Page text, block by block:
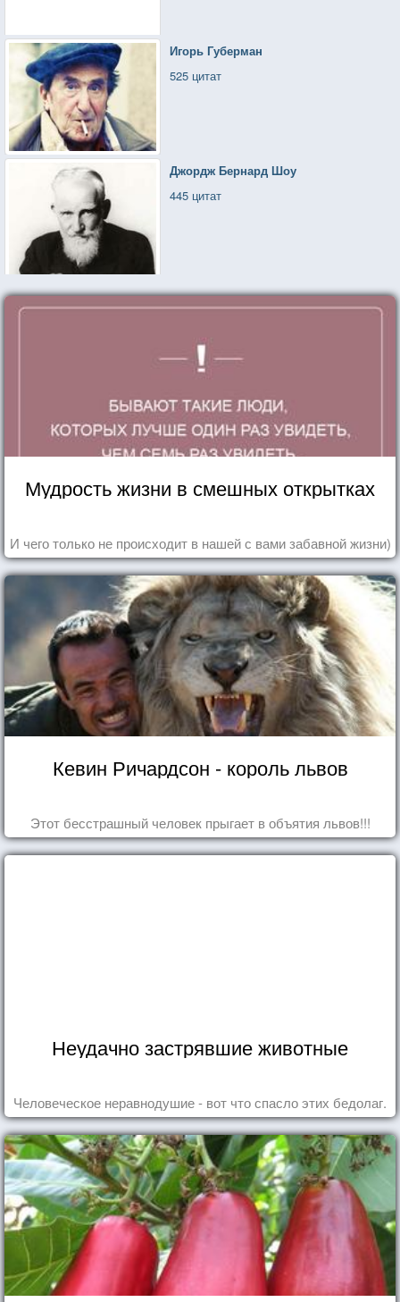
Игорь Губерман
525 цитат
Джордж Бернард Шоу
445 цитат
Мудрость жизни в смешных открытках
И чего только не происходит в нашей с вами забавной жизни)
Кевин Ричардсон - король львов
Этот бесстрашный человек прыгает в объятия львов!!!
Неудачно застрявшие животные
Человеческое неравнодушие - вот что спасло этих бедолаг.